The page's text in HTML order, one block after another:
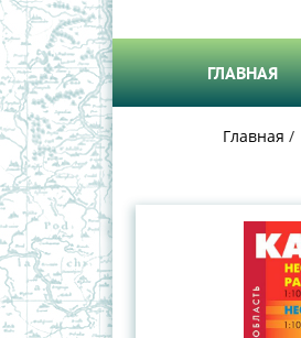
ГЛАВНАЯ
Главная